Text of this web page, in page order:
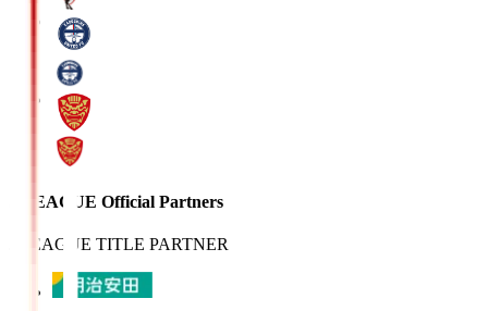
J.LEAGUE Official Partners
J.LEAGUE TITLE PARTNER